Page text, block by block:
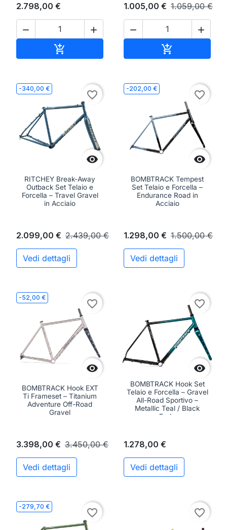
2.798,00 €
 

1.005,00 € 1.059,00 €
 

-340,00 €

favorite_border
RITCHEY Break-Away
Outback Set Telaio e
Forcella – Travel Gravel
in Acciaio
2.099,00 € 2.439,00 €
Vedi dettagli
-202,00 €

favorite_border
BOMBTRACK Tempest
Set Telaio e Forcella –
Endurance Road in
Acciaio
1.298,00 € 1.500,00 €
Vedi dettagli
-52,00 €

favorite_border
BOMBTRACK Hook EXT
Ti Frameset – Titanium
Adventure Off-Road
Gravel
3.398,00 € 3.450,00 €
Vedi dettagli

favorite_border
BOMBTRACK Hook Set
Telaio e Forcella – Gravel
All-Road Sportivo –
Metallic Teal / Black
Fade
1.278,00 €
Vedi dettagli
-279,70 €
favorite_border favorite_border